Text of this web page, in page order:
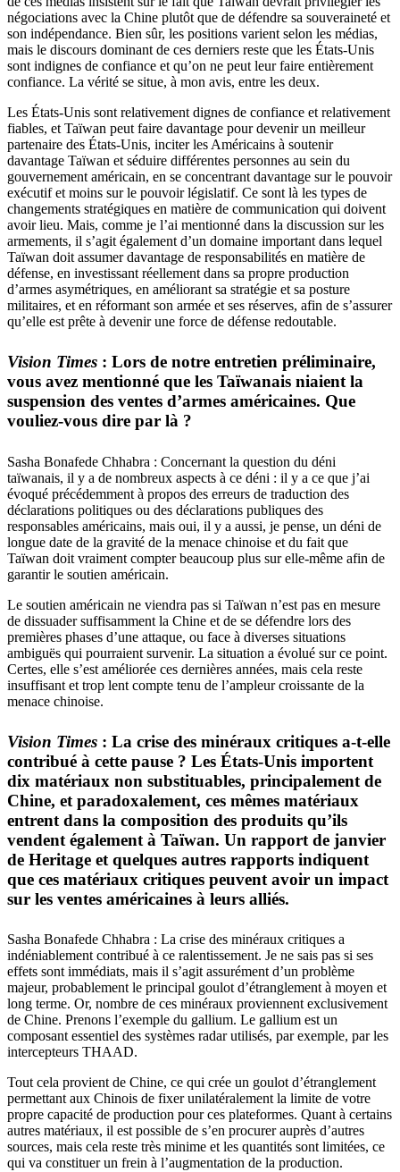
négociations avec la Chine plutôt que de défendre sa souveraineté et
son indépendance. Bien sûr, les positions varient selon les médias,
mais le discours dominant de ces derniers reste que les États-Unis
sont indignes de confiance et qu’on ne peut leur faire entièrement
confiance. La vérité se situe, à mon avis, entre les deux.
Les États-Unis sont relativement dignes de confiance et relativement
fiables, et Taïwan peut faire davantage pour devenir un meilleur
partenaire des États-Unis, inciter les Américains à soutenir
davantage Taïwan et séduire différentes personnes au sein du
gouvernement américain, en se concentrant davantage sur le pouvoir
exécutif et moins sur le pouvoir législatif. Ce sont là les types de
changements stratégiques en matière de communication qui doivent
avoir lieu. Mais, comme je l’ai mentionné dans la discussion sur les
armements, il s’agit également d’un domaine important dans lequel
Taïwan doit assumer davantage de responsabilités en matière de
défense, en investissant réellement dans sa propre production
d’armes asymétriques, en améliorant sa stratégie et sa posture
militaires, et en réformant son armée et ses réserves, afin de s’assurer
qu’elle est prête à devenir une force de défense redoutable.
Vision Times : Lors de notre entretien préliminaire,
vous avez mentionné que les Taïwanais niaient la
suspension des ventes d’armes américaines. Que
vouliez-vous dire par là ?
Sasha Bonafede Chhabra : Concernant la question du déni
taïwanais, il y a de nombreux aspects à ce déni : il y a ce que j’ai
évoqué précédemment à propos des erreurs de traduction des
déclarations politiques ou des déclarations publiques des
responsables américains, mais oui, il y a aussi, je pense, un déni de
longue date de la gravité de la menace chinoise et du fait que
Taïwan doit vraiment compter beaucoup plus sur elle-même afin de
garantir le soutien américain.
Le soutien américain ne viendra pas si Taïwan n’est pas en mesure
de dissuader suffisamment la Chine et de se défendre lors des
premières phases d’une attaque, ou face à diverses situations
ambiguës qui pourraient survenir. La situation a évolué sur ce point.
Certes, elle s’est améliorée ces dernières années, mais cela reste
insuffisant et trop lent compte tenu de l’ampleur croissante de la
menace chinoise.
Vision Times : La crise des minéraux critiques a-t-elle
contribué à cette pause ? Les États-Unis importent
dix matériaux non substituables, principalement de
Chine, et paradoxalement, ces mêmes matériaux
entrent dans la composition des produits qu’ils
vendent également à Taïwan. Un rapport de janvier
de Heritage et quelques autres rapports indiquent
que ces matériaux critiques peuvent avoir un impact
sur les ventes américaines à leurs alliés.
Sasha Bonafede Chhabra : La crise des minéraux critiques a
indéniablement contribué à ce ralentissement. Je ne sais pas si ses
effets sont immédiats, mais il s’agit assurément d’un problème
majeur, probablement le principal goulot d’étranglement à moyen et
long terme. Or, nombre de ces minéraux proviennent exclusivement
de Chine. Prenons l’exemple du gallium. Le gallium est un
composant essentiel des systèmes radar utilisés, par exemple, par les
intercepteurs THAAD.
Tout cela provient de Chine, ce qui crée un goulot d’étranglement
permettant aux Chinois de fixer unilatéralement la limite de votre
propre capacité de production pour ces plateformes. Quant à certains
autres matériaux, il est possible de s’en procurer auprès d’autres
sources, mais cela reste très minime et les quantités sont limitées, ce
qui va constituer un frein à l’augmentation de la production.